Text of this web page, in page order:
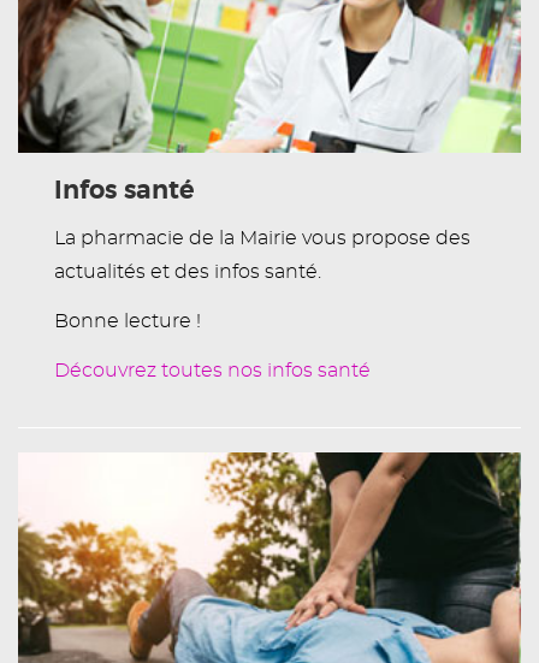
Infos santé
La pharmacie de la Mairie vous propose des
actualités et des infos santé.
Bonne lecture !
Découvrez toutes nos infos santé